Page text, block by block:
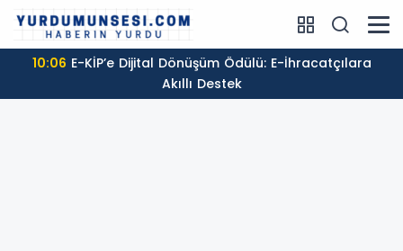
10:06
Akıllı Destek